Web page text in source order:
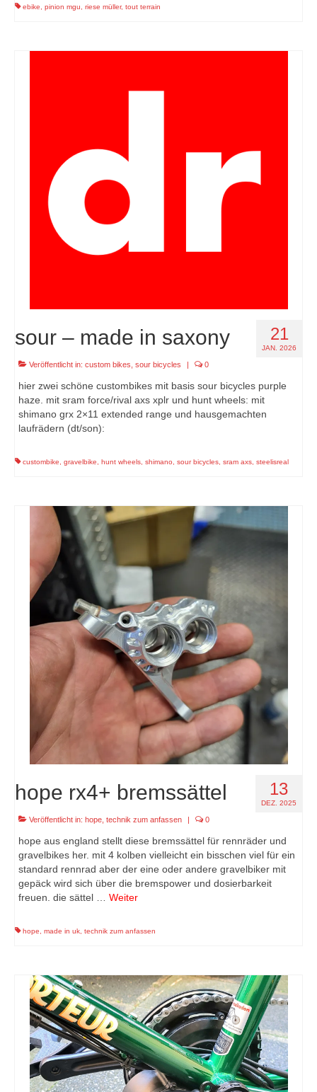
ebike pinion mgu riese müller, tout terrain
21
JAN. 2026
sour – made in saxony
Veröffentlicht in: custom bikes sour bicycles | 0
hier zwei schöne custombikes mit basis sour bicycles purple
haze. mit sram force/rival axs xplr und hunt wheels: mit
shimano grx 2×11 extended range und hausgemachten
laufrädern (dt/son):
custombike gravelbike hunt wheels shimano sour bicycles sram axs steelisreal
13
DEZ. 2025
hope rx4+ bremssättel
Veröffentlicht in: hope technik zum anfassen | 0
hope aus england stellt diese bremssättel für rennräder und
gravelbikes her. mit 4 kolben vielleicht ein bisschen viel für ein
standard rennrad aber der eine oder andere gravelbiker mit
gepäck wird sich über die bremspower und dosierbarkeit
freuen. die sättel … Weiter
hope made in uk technik zum anfassen